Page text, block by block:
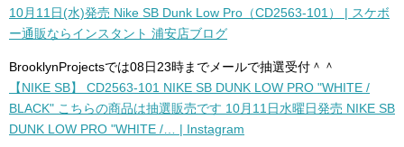
10月11日(水)発売 Nike SB Dunk Low Pro（CD2563-101） | スケボ
ー通販ならインスタント 浦安店ブログ
BrooklynProjectsでは08日23時までメールで抽選受付＾＾
【NIKE SB】 CD2563-101 NIKE SB DUNK LOW PRO "WHITE /
BLACK" こちらの商品は抽選販売です 10月11日水曜日発売 NIKE SB
DUNK LOW PRO "WHITE /… | Instagram